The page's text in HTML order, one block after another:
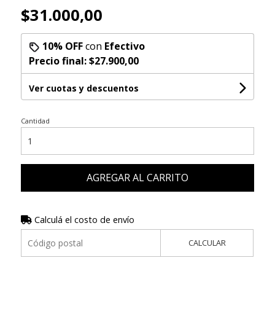
$31.000,00
10% OFFcon Efectivo
Precio final:$27.900,00
Ver cuotas y descuentos
Cantidad
AGREGAR AL CARRITO
Calculá el costo de envío
CALCULAR